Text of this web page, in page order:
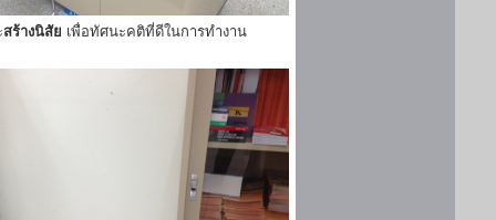
สร้างนิสัย เพื่อทัศนะคติที่ดีในการทำงาน